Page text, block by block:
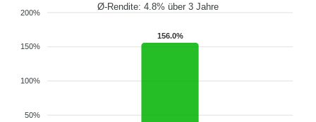
Ø-Rendite: 4.8% über 3 Jahre
200%
150%
100%
50%
156.0%